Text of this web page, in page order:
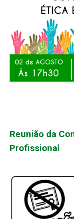
Reunião da
Profissional